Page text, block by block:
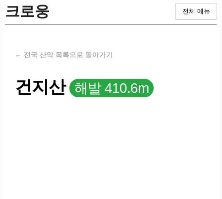
크로웅 전체 메뉴
← 전국 산악 목록으로 돌아가기
건지산 해발 410.6m